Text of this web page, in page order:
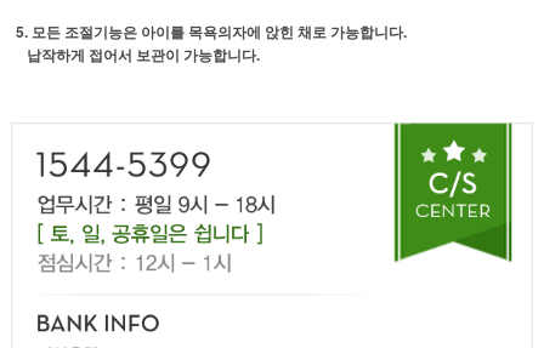
5. 모든 조절기능은 아이를 목욕의자에 앉힌 채로 가능합니다.
납작하게 접어서 보관이 가능합니다.